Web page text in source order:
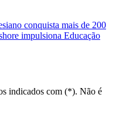
conquista mais de 200
impulsiona Educação
indicados com (*). Não é